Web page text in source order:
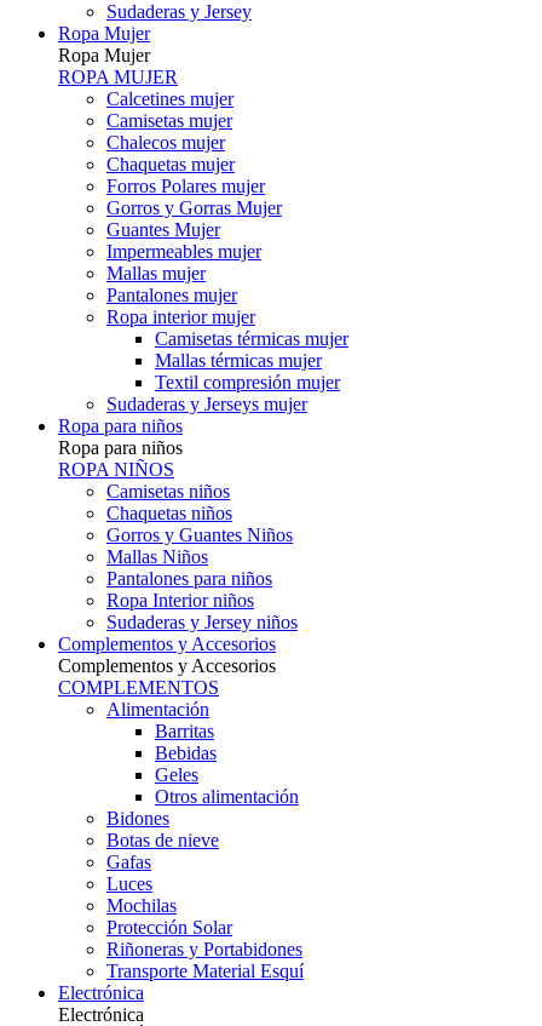
Sudaderas y Jersey
Ropa Mujer
Ropa Mujer
ROPA MUJER
Calcetines mujer
Camisetas mujer
Chalecos mujer
Chaquetas mujer
Forros Polares mujer
Gorros y Gorras Mujer
Guantes Mujer
Impermeables mujer
Mallas mujer
Pantalones mujer
Ropa interior mujer
Camisetas térmicas mujer
Mallas térmicas mujer
Textil compresión mujer
Sudaderas y Jerseys mujer
Ropa para niños
Ropa para niños
ROPA NIÑOS
Camisetas niños
Chaquetas niños
Gorros y Guantes Niños
Mallas Niños
Pantalones para niños
Ropa Interior niños
Sudaderas y Jersey niños
Complementos y Accesorios
Complementos y Accesorios
COMPLEMENTOS
Alimentación
Barritas
Bebidas
Geles
Otros alimentación
Bidones
Botas de nieve
Gafas
Luces
Mochilas
Protección Solar
Riñoneras y Portabidones
Transporte Material Esquí
Electrónica
Electrónica